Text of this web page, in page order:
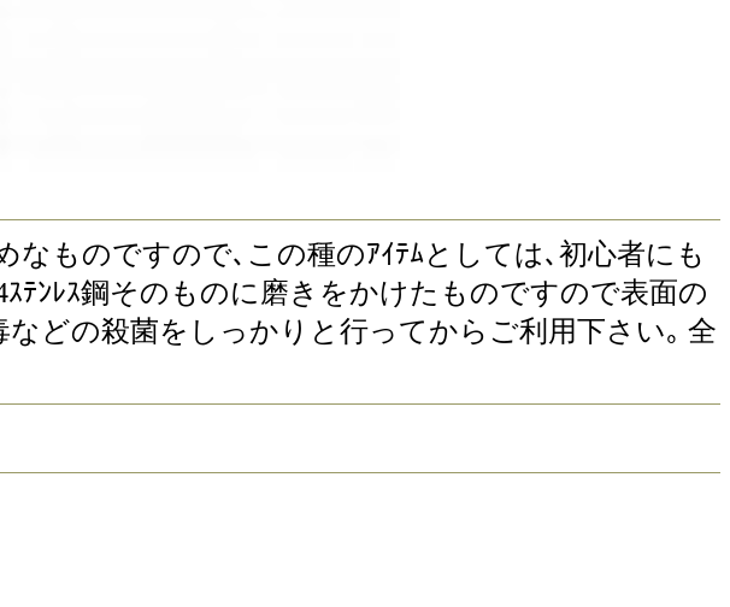
なものですので､この種のｱｲﾃﾑとしては､初心者にも
ｽﾃﾝﾚｽ鋼そのものに磨きをかけたものですので表面の
どの殺菌をしっかりと行ってからご利用下さい｡ 全